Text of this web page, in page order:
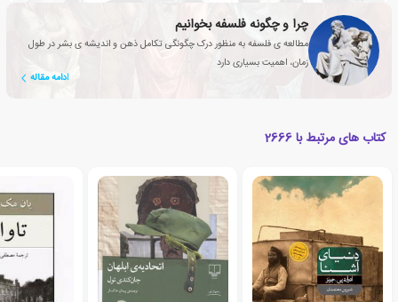
چرا و چگونه فلسفه بخوانیم
مطالعه ی فلسفه به منظور درک چگونگی تکامل ذهن و اندیشه ی بشر در طول
زمان، اهمیت بسیاری دارد
ادامه مقاله
کتاب های مرتبط با 2666